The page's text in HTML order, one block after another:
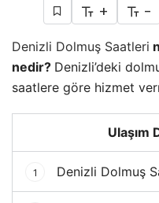
+ -
Denizli Dolmuş Saatleri
nedir? Denizli’deki
saatlere göre hizmet
Ulaşım
1 Denizli Dolmuş